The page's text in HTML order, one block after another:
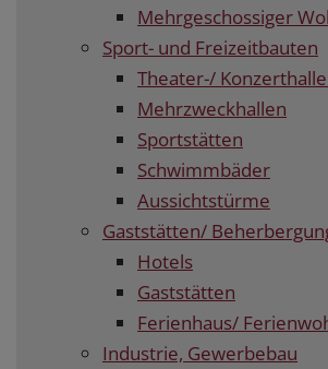
Mehrgeschossiger
Sport- und Freizeitbauten
Theater-/
Mehrzweckhallen
Sportstätten
Schwimmbäder
Aussichtstürme
Gaststätten/
Hotels
Gaststätten
Ferienhaus/
Industrie, Gewerbebau